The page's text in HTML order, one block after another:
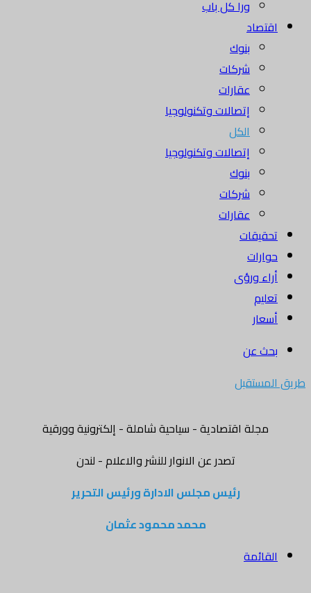
ورا كل باب
اقتصاد
بنوك
شركات
عقارات
إتصالات وتكنولوجيا
الكل
إتصالات وتكنولوجيا
بنوك
شركات
عقارات
تحقيقات
حوارات
أراء ورؤى
تعليم
أسعار
بحث عن
طريق المستقبل
مجلة اقتصادية - سياحية شاملة - إلكترونية وورقية
تصدر عن الانوار للنشر والاعلام - لندن
رئيس مجلس الادارة ورئيس التحرير
محمد محمود عثمان
القائمة